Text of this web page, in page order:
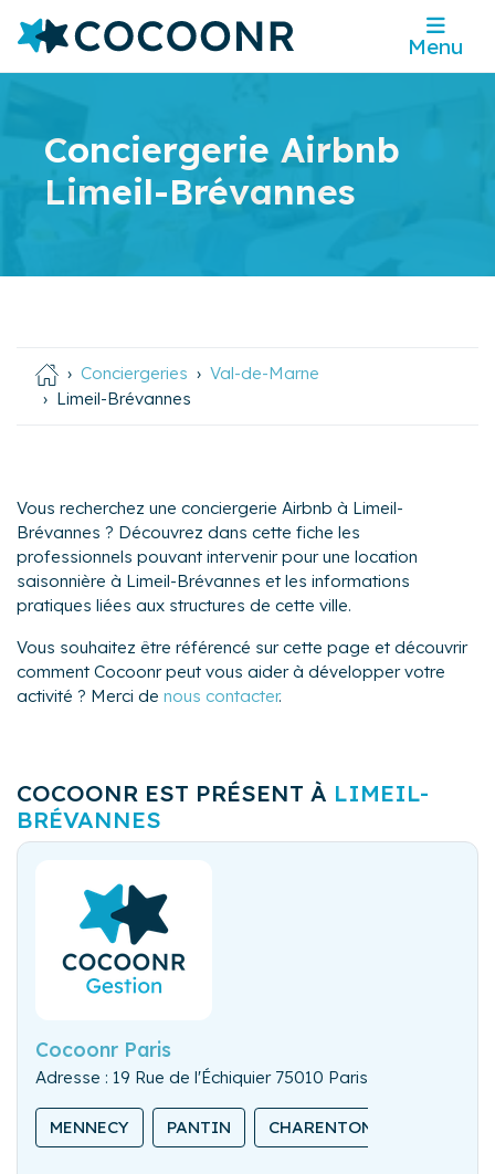
Menu
Conciergerie Airbnb
Limeil-Brévannes
Conciergeries
Val-de-Marne
Limeil-Brévannes
Vous recherchez une conciergerie Airbnb à Limeil-
Brévannes ? Découvrez dans cette fiche les
professionnels pouvant intervenir pour une location
saisonnière à Limeil-Brévannes et les informations
pratiques liées aux structures de cette ville.
Vous souhaitez être référencé sur cette page et découvrir
comment Cocoonr peut vous aider à développer votre
activité ? Merci de nous contacter.
COCOONR EST PRÉSENT À LIMEIL-
BRÉVANNES
Cocoonr Paris
Adresse : 19 Rue de l'Échiquier 75010 Paris
MENNECY PANTIN CHARENTON-LE-PONT